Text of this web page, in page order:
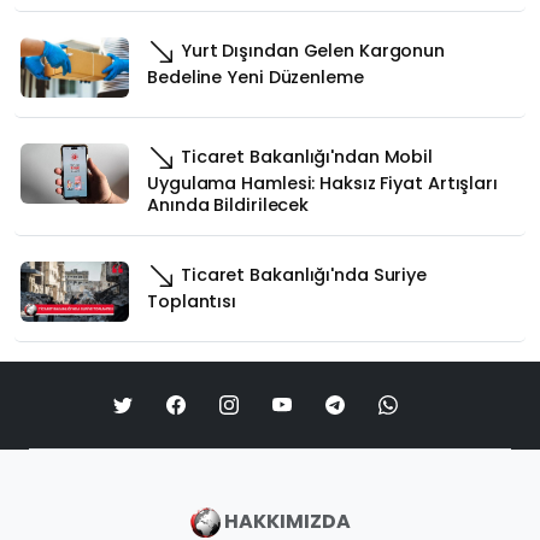
Yurt Dışından Gelen Kargonun
Bedeline Yeni Düzenleme
Ticaret Bakanlığı'ndan Mobil
Uygulama Hamlesi: Haksız Fiyat Artışları
Anında Bildirilecek
Ticaret Bakanlığı'nda Suriye
Toplantısı
HAKKIMIZDA